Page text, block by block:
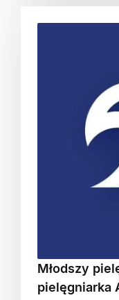
Młodszy
pielęgniarka